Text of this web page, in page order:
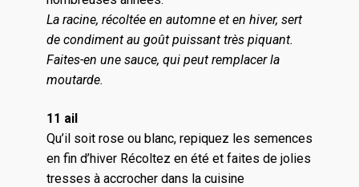
La racine, récoltée en automne et en hiver, sert
de condiment au goût puissant très piquant.
Faites-en une sauce, qui peut remplacer la
moutarde.
11 ail
Qu’il soit rose ou blanc, repiquez les semences
en fin d’hiver Récoltez en été et faites de jolies
tresses à accrocher dans la cuisine